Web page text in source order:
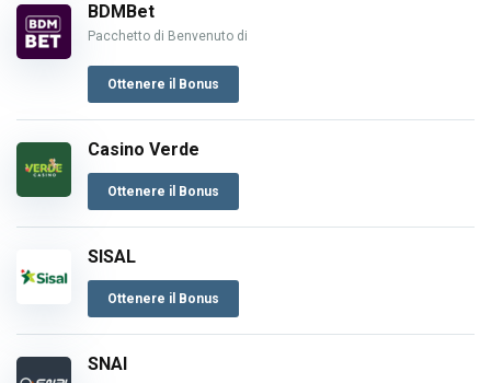
BDMBet
Pacchetto di Benvenuto di
Ottenere il Bonus
Casino Verde
Ottenere il Bonus
SISAL
Ottenere il Bonus
SNAI